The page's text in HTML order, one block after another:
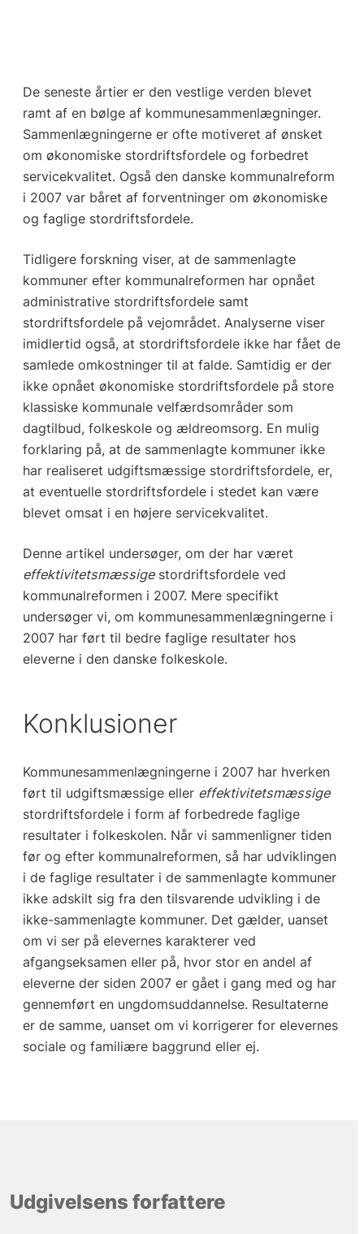
De seneste årtier er den vestlige verden blevet
ramt af en bølge af kommunesammenlægninger.
Sammenlægningerne er ofte motiveret af ønsket
om økonomiske stordriftsfordele og forbedret
servicekvalitet. Også den danske kommunalreform
i 2007 var båret af forventninger om økonomiske
og faglige stordriftsfordele.
Tidligere forskning viser, at de sammenlagte
kommuner efter kommunalreformen har opnået
administrative stordriftsfordele samt
stordriftsfordele på vejområdet. Analyserne viser
imidlertid også, at stordriftsfordele ikke har fået de
samlede omkostninger til at falde. Samtidig er der
ikke opnået økonomiske stordriftsfordele på store
klassiske kommunale velfærdsområder som
dagtilbud, folkeskole og ældreomsorg. En mulig
forklaring på, at de sammenlagte kommuner ikke
har realiseret udgiftsmæssige stordriftsfordele, er,
at eventuelle stordriftsfordele i stedet kan være
blevet omsat i en højere servicekvalitet.
Denne artikel undersøger, om der har været
effektivitetsmæssigestordriftsfordele ved
kommunalreformen i 2007. Mere specifikt
undersøger vi, om kommunesammenlægningerne i
2007 har ført til bedre faglige resultater hos
eleverne i den danske folkeskole.
Konklusioner
Kommunesammenlægningerne i 2007 har hverken
ført til udgiftsmæssige eller effektivitetsmæssige
stordriftsfordele i form af forbedrede faglige
resultater i folkeskolen. Når vi sammenligner tiden
før og efter kommunalreformen, så har udviklingen
i de faglige resultater i de sammenlagte kommuner
ikke adskilt sig fra den tilsvarende udvikling i de
ikke-sammenlagte kommuner. Det gælder, uanset
om vi ser på elevernes karakterer ved
afgangseksamen eller på, hvor stor en andel af
eleverne der siden 2007 er gået i gang med og har
gennemført en ungdomsuddannelse. Resultaterne
er de samme, uanset om vi korrigerer for elevernes
sociale og familiære baggrund eller ej.
Udgivelsens forfattere